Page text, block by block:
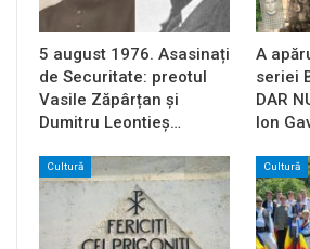
5 august 1976. Asasinați
de Securitate: preotul
Vasile Zăpârțan și
Dumitru Leontieș…
A
seriei
DAR
Ion
Cultură Cultură